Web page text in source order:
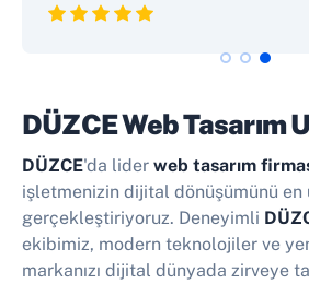
DÜZCE Web Tasarım
DÜZCE'da lider web tasarım
işletmenizin dijital dönüşümünü en
gerçekleştiriyoruz. Deneyimli
ekibimiz, modern teknolojiler ve
markanızı dijital dünyada zirveye